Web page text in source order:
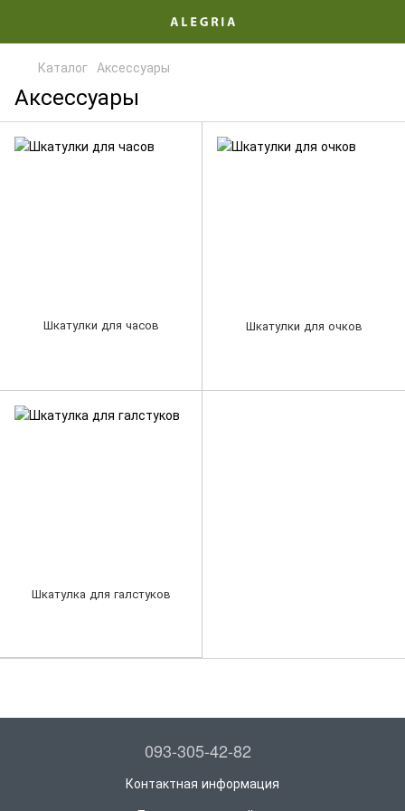
Каталог Аксессуары
Аксессуары
Шкатулки для часов Шкатулки для очков
Шкатулка для галстуков
093-305-42-82
Контактная информация